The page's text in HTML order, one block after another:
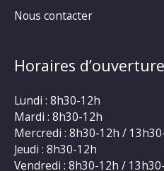
Nous contacter
Horaires
Lundi : 8h30-12h
Mardi : 8h30-12h
Mercredi : 8h30-12h /
Jeudi : 8h30-12h
Vendredi : 8h30-12h /